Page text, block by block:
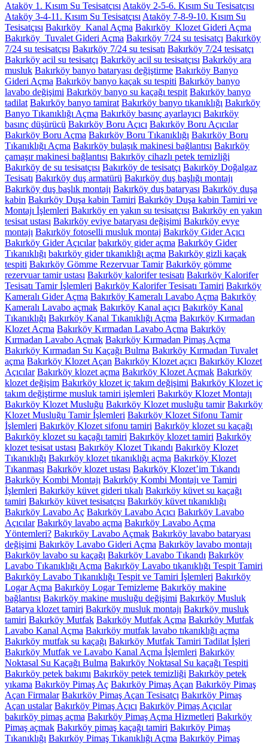
Ataköy 1. Kısım Su Tesisatçısı Ataköy 2-5-6. Kısım Su Tesisatçısı
Ataköy 3-4-11. Kısım Su Tesisatçısı Ataköy 7-8-9-10. Kısım Su
Tesisatçısı Bakırköy Kanal Açma Bakırköy Klozet Gideri Açma
Bakırköy Tuvalet Gideri Açma Bakırköy 7/24 su tesisatçı Bakırköy
7/24 su tesisatçısı Bakırköy 7/24 su tesisatı Bakırköy 7/24 tesisatçı
Bakırköy acil su tesisatçı Bakırköy acil su tesisatçısı Bakırköy ara
musluk Bakırköy banyo bataryası değiştirme Bakırköy Banyo
Gideri Açma Bakırköy banyo kaçak su tespiti Bakırköy banyo
lavabo değişimi Bakırköy banyo su kaçağı tespit Bakırköy banyo
tadilat Bakırköy banyo tamirat Bakırköy banyo tıkanıklığı Bakırköy
Banyo Tıkanıklığı Açma Bakırköy basınç ayarlayıcı Bakırköy
basınç düşürücü Bakırköy Boru Açıcı Bakırköy Boru Açıcılar
Bakırköy Boru Açma Bakırköy Boru Tıkanıklığı Bakırköy Boru
Tıkanıklığı Açma Bakırköy bulaşık makinesi bağlantısı Bakırköy
çamaşır makinesi bağlantısı Bakırköy cihazlı petek temizliği
Bakırköy de su tesisatçısı Bakırköy de tesisatçı Bakırköy Doğalgaz
Tesisatı Bakırköy duş armatürü Bakırköy duş başlığı montajı
Bakırköy duş başlık montajı Bakırköy duş bataryası Bakırköy duşa
kabin Bakırköy Duşa kabin Tamiri Bakırköy Duşa kabin Tamiri ve
Montajı İşlemleri Bakırköy en yakın su tesisatçısı Bakırköy en yakın
tesisat ustası Bakırköy eviye bataryası değişimi Bakırköy evye
montajı Bakırköy fotoselli musluk montaj Bakırköy Gider Açıcı
Bakırköy Gider Açıcılar bakırköy gider açma Bakırköy Gider
Tıkanıklığı bakırköy gider tıkanıklığı açma Bakırköy gizli kaçak
tespiti Bakırköy Gömme Rezervuar Tamir Bakırköy gömme
rezervuar tamir ustası Bakırköy kalorifer tesisatı Bakırköy Kalorifer
Tesisatı Tamir İşlemleri Bakırköy Kalorifer Tesisatı Tamiri Bakırköy
Kameralı Gider Açma Bakırköy Kameralı Lavabo Açma Bakırköy
Kameralı Lavabo açmak Bakırköy Kanal açıcı Bakırköy Kanal
Tıkanıklığı Bakırköy Kanal Tıkanıklığı Açma Bakırköy Kırmadan
Klozet Açma Bakırköy Kırmadan Lavabo Açma Bakırköy
Kırmadan Lavabo Açmak Bakırköy Kırmadan Pimaş Açma
Bakırköy Kırmadan Su Kaçağı Bulma Bakırköy Kırmadan Tuvalet
açma Bakırköy Klozet Açan Bakırköy Klozet açıcı Bakırköy Klozet
Açıcılar Bakırköy klozet açma Bakırköy Klozet Açmak Bakırköy
klozet değişim Bakırköy klozet iç takım değişimi Bakırköy Klozet iç
takım değiştirme musluk tamiri işlemleri Bakırköy Klozet Montajı
Bakırköy Klozet Musluğu Bakırköy Klozet musluğu tamir Bakırköy
Klozet Musluğu Tamir İşlemleri Bakırköy Klozet Sifonu Tamir
İşlemleri Bakırköy Klozet sifonu tamiri Bakırköy klozet su kaçağı
Bakırköy klozet su kaçağı tamiri Bakırköy klozet tamiri Bakırköy
klozet tesisat ustası Bakırköy Klozet Tıkandı Bakırköy Klozet
Tıkanıklığı Bakırköy klozet tıkanıklığı açma Bakırköy Klozet
Tıkanması Bakırköy klozet ustası Bakırköy Klozet’im Tıkandı
Bakırköy Kombi Montajı Bakırköy Kombi Montajı ve Tamiri
İşlemleri Bakırköy küvet gideri tıkalı Bakırköy küvet su kaçağı
tamiri Bakırköy küvet tesisatçısı Bakırköy küvet tıkanıklığı
Bakırköy Lavabo Aç Bakırköy Lavabo Açıcı Bakırköy Lavabo
Açıcılar Bakırköy lavabo açma Bakırköy Lavabo Açma
Yöntemleri? Bakırköy Lavabo Açmak Bakırköy lavabo bataryası
değişimi Bakırköy Lavabo Gideri Açma Bakırköy lavabo montajı
Bakırköy lavabo su kaçağı Bakırköy Lavabo Tıkandı Bakırköy
Lavabo Tıkanıklığı Açma Bakırköy Lavabo tıkanıklığı Tespit Tamiri
Bakırköy Lavabo Tıkanıklığı Tespit ve Tamiri İşlemleri Bakırköy
Logar Açma Bakırköy Logar Temizleme Bakırköy makine
bağlantısı Bakırköy makine musluğu değişimi Bakırköy Musluk
Batarya klozet tamiri Bakırköy musluk montajı Bakırköy musluk
tamiri Bakırköy Mutfak Bakırköy Mutfak Açma Bakırköy Mutfak
Lavabo Kanal Açma Bakırköy mutfak lavabo tıkanıklığı açma
Bakırköy mutfak su kaçağı Bakırköy Mutfak Tamiri Tadilat İşleri
Bakırköy Mutfak ve Lavabo Kanal Açma İşlemleri Bakırköy
Noktasal Su Kaçağı Bulma Bakırköy Noktasal Su kaçağı Tespiti
Bakırköy petek bakımı Bakırköy petek temizliği Bakırköy petek
yıkama Bakırköy Pimaş Aç Bakırköy Pimaş Açan Bakırköy Pimaş
Açan Firmalar Bakırköy Pimaş Açan Tesisatçı Bakırköy Pimaş
Açan ustalar Bakırköy Pimaş Açıcı Bakırköy Pimaş Açıcılar
bakırköy pimaş açma Bakırköy Pimaş Açma Hizmetleri Bakırköy
Pimaş açmak Bakırköy pimaş kaçağı tamiri Bakırköy Pimaş
Tıkanıklığı Bakırköy Pimaş Tıkanıklığı Açma Bakırköy Pimaş